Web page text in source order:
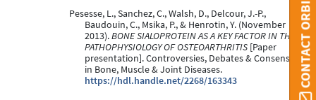
Pesesse, L., Sanchez, C., Walsh, D., Delcour, J.-P.,
Baudouin, C., Msika, P., & Henrotin, Y. (November
2013).BONE SIALOPROTEIN AS A KEY FACTOR IN THE
PATHOPHYSIOLOGY OF OSTEOARTHRITIS [Paper
presentation]. Controversies, Debates & Consensus
in Bone, Muscle & Joint Diseases.
https://hdl.handle.net/2268/163343
CONTACT ORBI